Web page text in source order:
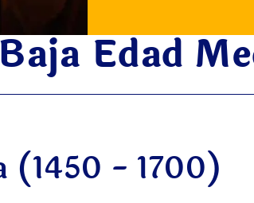
Edad
(1450 - 1700)